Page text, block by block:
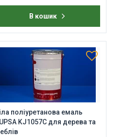
В кошик
поліуретанова емаль
KJ1057C для дерева та